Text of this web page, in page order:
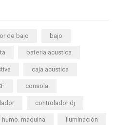
de bajo bajo
bateria acustica
caja acustica
consola
controlador dj
humo. maquina iluminación